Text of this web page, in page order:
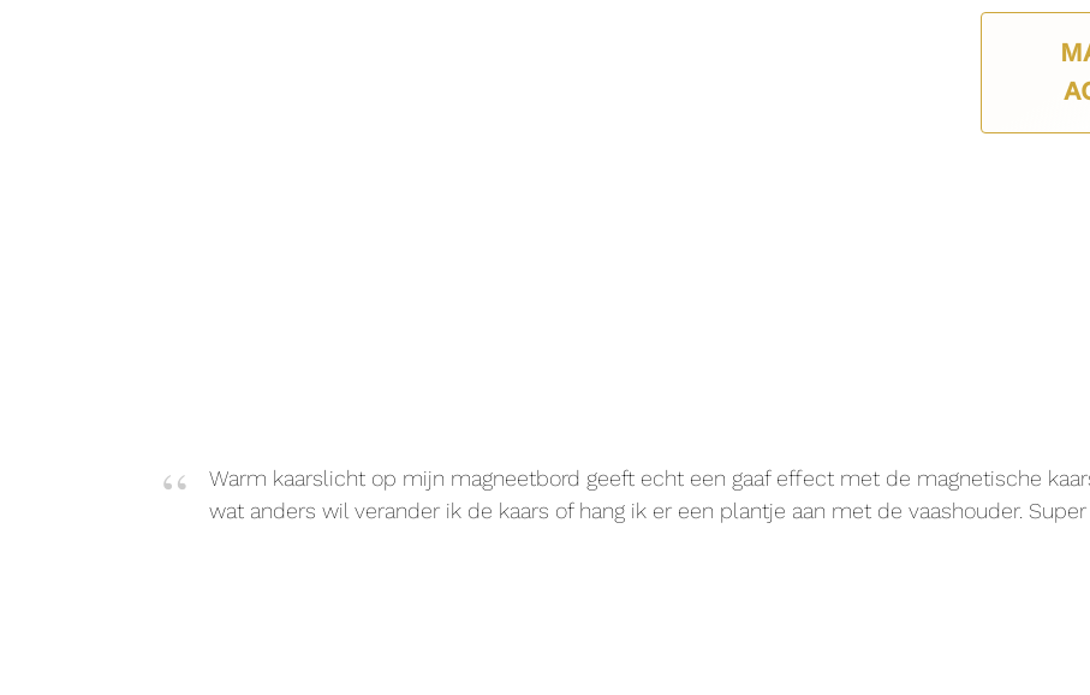
Warm kaarslicht op mijn magneetbord geeft echt een gaaf effect met de magnetische
wat anders wil verander ik de kaars of hang ik er een plantje aan met de vaashouder.